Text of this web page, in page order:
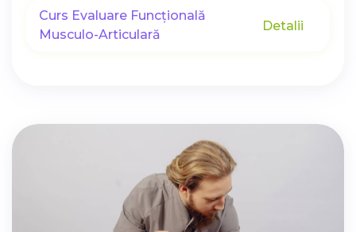
Curs Evaluare Funcțională
Musculo-Articulară
Detalii